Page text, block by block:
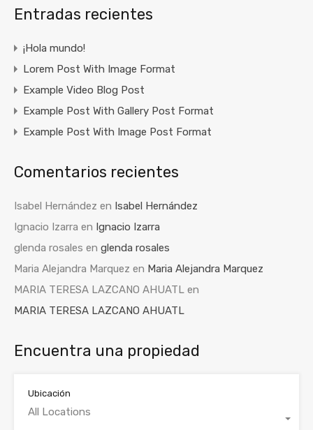
Entradas recientes
¡Hola mundo!
Lorem Post With Image Format
Example Video Blog Post
Example Post With Gallery Post Format
Example Post With Image Post Format
Comentarios recientes
Isabel Hernández en Isabel Hernández
Ignacio Izarra en Ignacio Izarra
glenda rosales en glenda rosales
Maria Alejandra Marquez en Maria Alejandra Marquez
MARIA TERESA LAZCANO AHUATL en
MARIA TERESA LAZCANO AHUATL
Encuentra una propiedad
Ubicación
All Locations